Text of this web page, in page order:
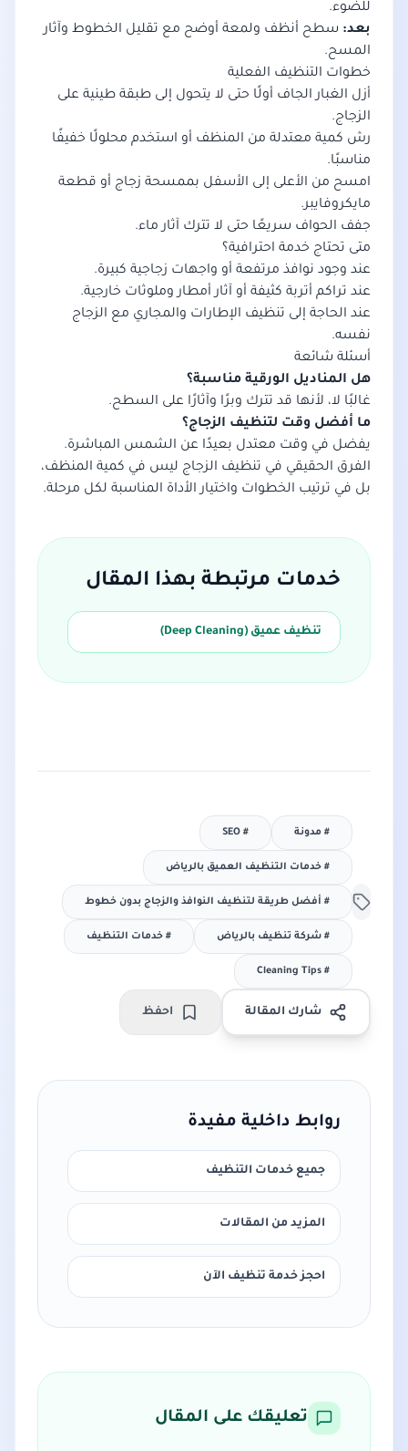
للضوء.
بعد: سطح أنظف ولمعة أوضح مع تقليل الخطوط وآثار
المسح.
خطوات التنظيف الفعلية
أزل الغبار الجاف أولًا حتى لا يتحول إلى طبقة طينية على
الزجاج.
رش كمية معتدلة من المنظف أو استخدم محلولًا خفيفًا
مناسبًا.
امسح من الأعلى إلى الأسفل بممسحة زجاج أو قطعة
مايكروفايبر.
جفف الحواف سريعًا حتى لا تترك آثار ماء.
متى تحتاج خدمة احترافية؟
عند وجود نوافذ مرتفعة أو واجهات زجاجية كبيرة.
عند تراكم أتربة كثيفة أو آثار أمطار وملوثات خارجية.
عند الحاجة إلى تنظيف الإطارات والمجاري مع الزجاج
نفسه.
أسئلة شائعة
هل المناديل الورقية مناسبة؟
غالبًا لا، لأنها قد تترك وبرًا وآثارًا على السطح.
ما أفضل وقت لتنظيف الزجاج؟
يفضل في وقت معتدل بعيدًا عن الشمس المباشرة.
الفرق الحقيقي في تنظيف الزجاج ليس في كمية المنظف،
بل في ترتيب الخطوات واختيار الأداة المناسبة لكل مرحلة.
خدمات مرتبطة بهذا المقال
تنظيف عميق (Deep Cleaning)
# مدونة #
SEO
# خدمات التنظيف العميق بالرياض
# أفضل طريقة لتنظيف النوافذ والزجاج بدون خطوط
# شركة تنظيف بالرياض # خدمات التنظيف
#
Cleaning Tips
شارك المقالة احفظ
روابط داخلية مفيدة
جميع خدمات التنظيف
المزيد من المقالات
احجز خدمة تنظيف الآن
تعليقك على المقال